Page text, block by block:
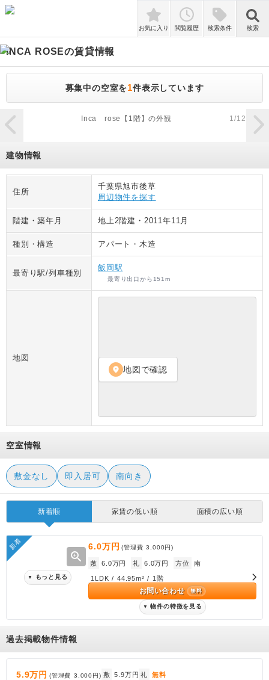
検索
お気に入り 閲覧履歴 検索条件 検索
INCA ROSEの賃貸情報
募集中の空室を1件表示しています
zoom_in
Inca rose【1階】の外観 1/12
建物情報
住所
千葉県旭市後草
周辺物件を探す
階建・築年月 地上2階建 ・ 2011年11月
種別・構造 アパート ・ 木造
最寄り駅/列車種別
飯岡駅
最寄り出口から 151m
地図
location_on 地図で確認
空室情報
敷金なし 即入居可 南向き
新着順 家賃の低い順 面積の広い順
新着
zoom_in
▼ もっと見る
6.0万円 (管理費3,000円)
敷 6.0万円 礼 6.0万円 方位 南
1LDK / 44.95m² / 1階
お問い合わせ 無料
▼ 物件の特徴を見る
過去掲載物件情報
5.9万円 (管理費 3,000円) 敷 5.9万円 礼 無料